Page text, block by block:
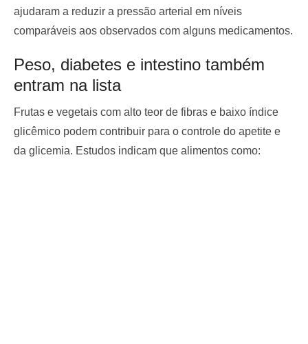
ajudaram a reduzir a pressão arterial em níveis
comparáveis aos observados com alguns medicamentos.
Peso, diabetes e intestino também
entram na lista
Frutas e vegetais com alto teor de fibras e baixo índice
glicêmico podem contribuir para o controle do apetite e
da glicemia. Estudos indicam que alimentos como: